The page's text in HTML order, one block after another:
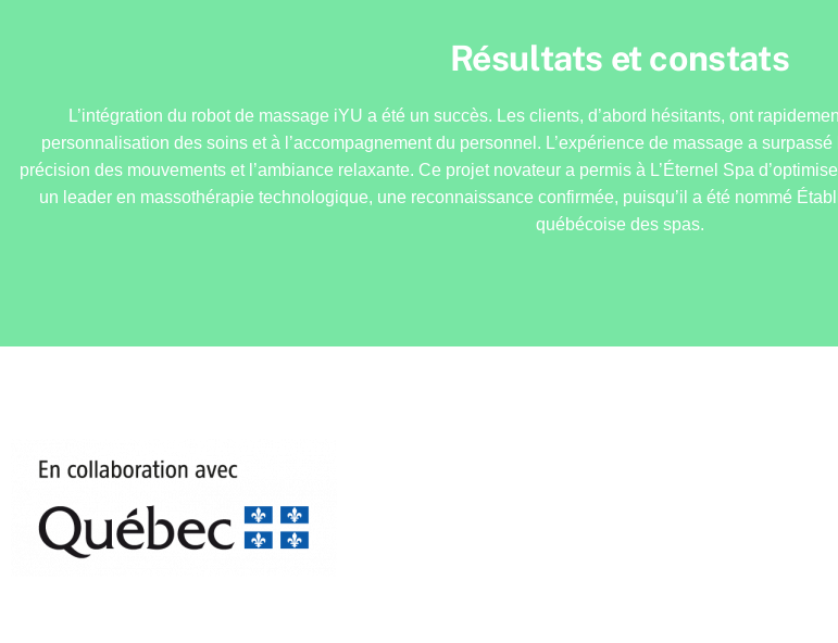
Résultats et constats
L’intégration du robot de massage iYU a été un succès. Les clients, d’abord hésitants, ont
personnalisation des soins et à l’accompagnement du personnel. L’expérience de massage a
précision des mouvements et l’ambiance relaxante. Ce projet novateur a permis à L’Éternel Spa
un leader en massothérapie technologique, une reconnaissance confirmée, puisqu’il a été nommé
québécoise des spas.